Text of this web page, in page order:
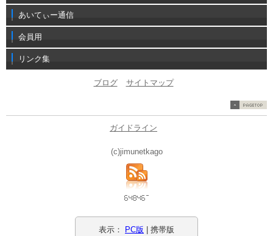
あいてぃー通信
会員用
リンク集
ブログ サイトマップ
ガイドライン
(c)jimunetkago
表示： PC版 | 携帯版